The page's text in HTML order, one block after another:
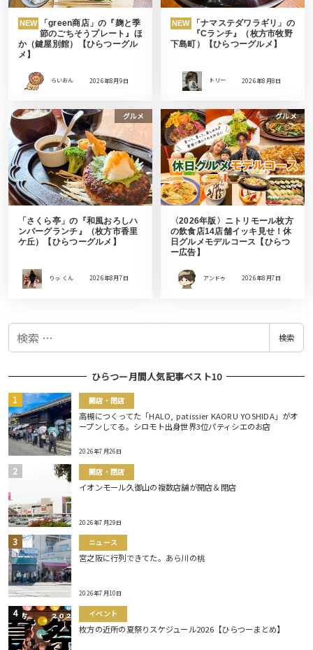
NEW
「green商店」の『麹と季
節のごちそうプレート』ほ
か（鍵屋別館）【ひらつーグル
メ】
らいおん 2026年8月9日
NEW
「ナマステダワラギリ」の
『Cランチ』（枚方市牧野
下島町）【ひらつーグルメ】
トリー 2026年8月8日
グルメ
「さくら亭」の『和風おろしハ
ンバーグランチ』（枚方市香里
ケ丘）【ひらつーグルメ】
りっ くん 2026年8月7日
グルメ
〈2026年版〉ニトリモール枚方
の飲食店14店舗イッキ見せ！休
日グルメモデルコース【ひらつ
ー広告】
アンドゥ 2026年8月7日
検
検索
ひらつー月間人気記事ベスト10
開店・閉店
高槻につくってた「HALO, patissier KAORU YOSHIDA」がオ
ープンしてる。シロモト出身世界3位パティシエのお店
2026年7月26日
開店・閉店
イオンモール久御山の複数店舗が開店＆閉店
2026年7月29日
ニュース
宮之阪に行列できてた。あら川の桃
2026年7月10日
イベント
枚方の近所の夏祭りスケジュール2026【ひらつーまとめ】